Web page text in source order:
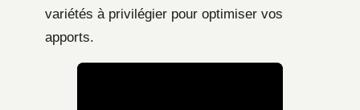
variétés à privilégier pour optimiser vos
apports.